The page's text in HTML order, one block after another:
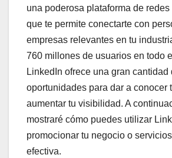
una poderosa plataforma de
que te permite conectarte con
empresas relevantes en tu
760 millones de usuarios en todo
LinkedIn ofrece una gran cantidad
oportunidades para dar a conocer
aumentar tu visibilidad. A
mostraré cómo puedes utilizar
promocionar tu negocio o
efectiva.